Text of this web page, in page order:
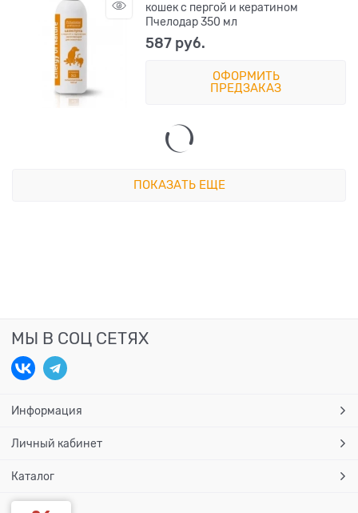
кошек с пергой и кератином
Пчелодар 350 мл
587 руб.
ОФОРМИТЬ
ПРЕДЗАКАЗ
ПОКАЗАТЬ ЕЩЕ
МЫ В СОЦ СЕТЯХ
Информация
Личный кабинет
Каталог